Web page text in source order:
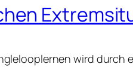
wird durch